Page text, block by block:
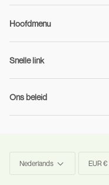
Hoofdmenu
Snelle link
Ons beleid
Nederlands EUR €